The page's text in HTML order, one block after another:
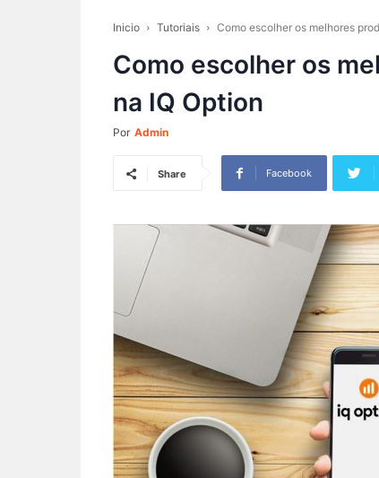
Inicio Tutoriais Como escolher os melhores
Como escolher os
na IQ Option
Por Admin
Share Facebook